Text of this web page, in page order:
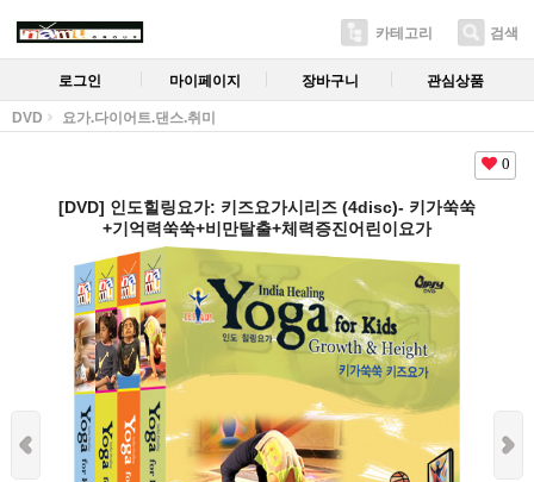
카테고리 검색
로그인 마이페이지 장바구니 관심상품
DVD 요가.다이어트.댄스.취미
0
[DVD] 인도힐링요가: 키즈요가시리즈 (4disc)- 키가쑥쑥
+기억력쑥쑥+비만탈출+체력증진어린이요가